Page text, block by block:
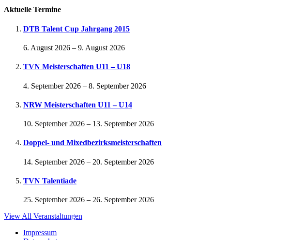
Aktuelle Termine
DTB Talent Cup Jahrgang 2015
6. August 2026 – 9. August 2026
TVN Meisterschaften U11 – U18
4. September 2026 – 8. September 2026
NRW Meisterschaften U11 – U14
10. September 2026 – 13. September 2026
Doppel- und Mixedbezirksmeisterschaften
14. September 2026 – 20. September 2026
TVN Talentiade
25. September 2026 – 26. September 2026
View All Veranstaltungen
Impressum